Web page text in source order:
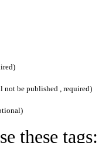
be published , required)
these